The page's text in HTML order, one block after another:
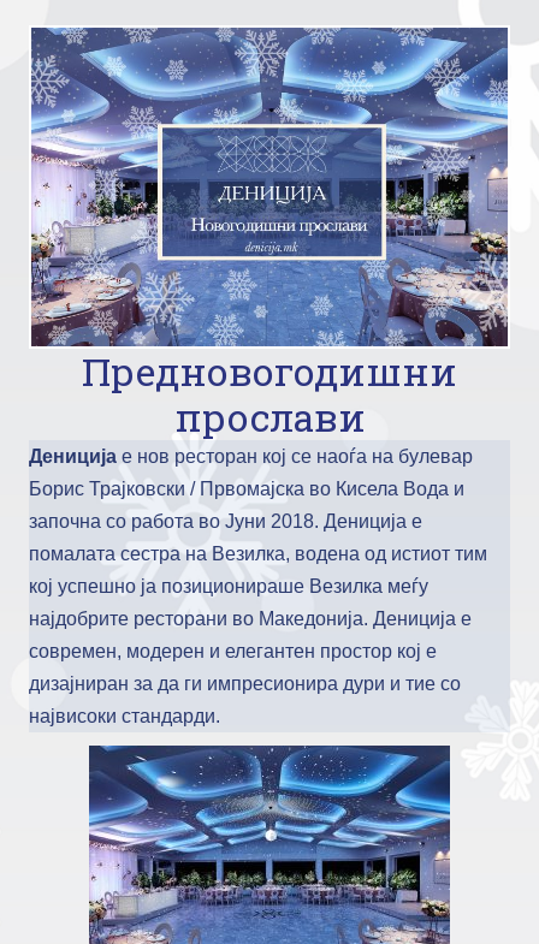
content
Предновогодишни
прослави
Дениција е нов ресторан кој се наоѓа на булевар
Борис Трајковски / Првомајска во Кисела Вода и
започна со работа во Јуни 2018. Дениција е
помалата сестра на Везилка, водена од истиот тим
кој успешно ја позиционираше Везилка меѓу
најдобрите ресторани во Македонија. Дениција е
современ, модерен и елегантен простор кој е
дизајниран за да ги импресионира дури и тие со
највисоки стандарди.